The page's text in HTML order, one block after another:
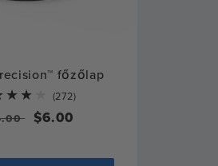
főzőlap
(272)272
Eladási
$6.00